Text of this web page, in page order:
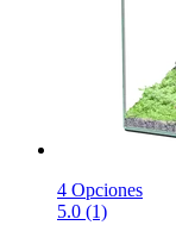
4 Opciones
5.0 (1)